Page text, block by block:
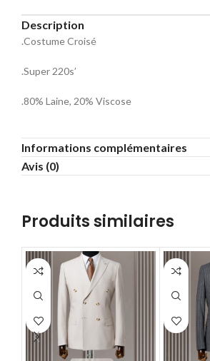
Sélectionnez la taille
Taille Costume
46
52 54
70
Description
.Costume Croisé
.Super 220s’
.80% Laine, 20% Viscose
Informations complémentaires
Avis (0)
Produits similaires